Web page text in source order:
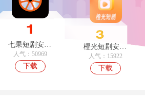
七果短剧安卓官方版
人气：50969
下载
橙光短剧安卓直装版
人气：15922
下载